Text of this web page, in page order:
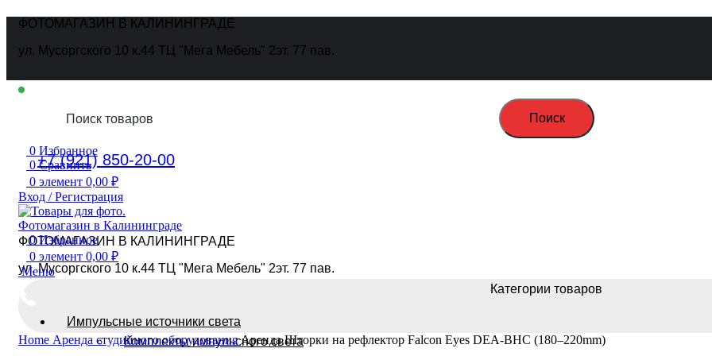
ФОТОМАГАЗИН В КАЛИНИНГРАДЕ
ул. Мусоргского 10 к.44 ТЦ "Мега Мебель" 2эт. 77 пав.
10:00 - 19:00
+7 (921) 850-20-00
ФОТОМАГАЗИН В КАЛИНИНГРАДЕ
ул. Мусоргского 10 к.44 ТЦ "Мега Мебель" 2эт. 77 пав.
Поиск
0 Избранное
0 Сравнить
0 элемент 0,00 ₽
Вход / Регистрация
0Избранное
0 элемент 0,00 ₽
Меню
Категории товаров
Импульсные источники света
Комплекты импульсного света
Home Аренда студийного оборудованияАренда Шторки на рефлектор Falcon Eyes DEA-BHC (180–220mm)